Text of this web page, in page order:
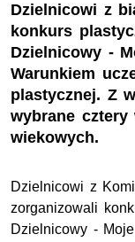
Dzielnicowi z
konkurs
Dzielnicowy -
Warunkiem
plastycznej. Z
wybrane cztery
wiekowych.
Dzielnicowi z
zorganizowali
Dzielnicowy -